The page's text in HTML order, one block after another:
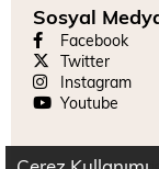
Sosyal
Facebook
Twitter
Instagram
Youtube